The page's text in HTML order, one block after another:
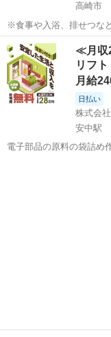
高崎市
※食事や入浴、排せつな
※他スタッフと連携し
種記録業務など ◆従事すべき業務の変更の範囲 なし ◆勤務場所の変
更の範囲 なし ◆有期労
群馬 高崎市 介護
≪月収
リフ
月給
日払い
株式会
安中駅
電子部品の原料の袋詰め